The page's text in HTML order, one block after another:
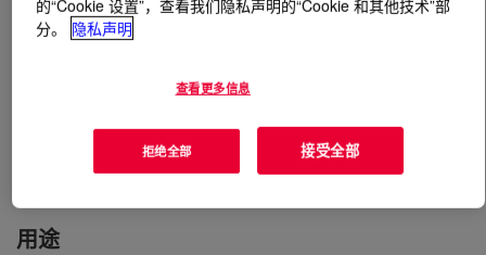
什么是PAPI™ 580N Polymeric MDI?
高官能度和相对高的粘度。该产品具有良好的耐热变形
建议用于聚异氰脲酸酯硬质泡沫。
用途
的“Cookie 设置”，查看我们隐私声明的“Cookie 和其他技术”部
分。
隐私声明
查看更多信息
拒绝全部 接受全部